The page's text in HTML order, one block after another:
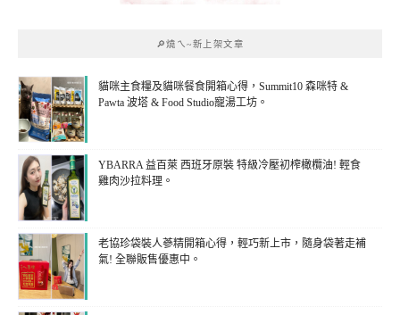
🔎燒ㄟ~新上架文章
貓咪主食糧及貓咪餐食開箱心得，Summit10 森咪特 &
Pawta 波塔 & Food Studio寵湯工坊。
YBARRA 益百萊 西班牙原裝 特級冷壓初榨橄欖油! 輕食
雞肉沙拉料理。
老協珍袋裝人蔘精開箱心得，輕巧新上市，隨身袋著走補
氣! 全聯販售優惠中。